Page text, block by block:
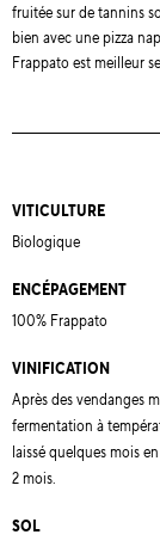
fruitée sur de tannins souples. Belle finale sur le fruit. Ce vin de soif s'accordera
bien avec une pizza
Frappato est meilleur
VITICULTURE
Biologique
ENCÉPAGEMENT
100% Frappato
VINIFICATION
Après des vendanges
fermentation à
laissé quelques mois
2 mois.
SOL